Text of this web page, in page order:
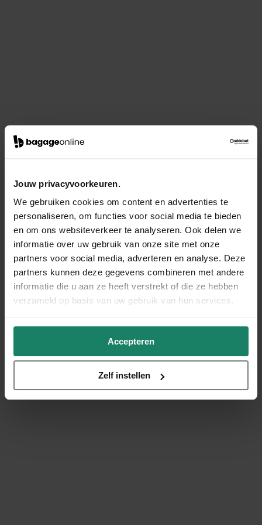
Jouw privacyvoorkeuren.
We gebruiken cookies om content en advertenties te
personaliseren, om functies voor social media te bieden
en om ons websiteverkeer te analyseren. Ook delen we
informatie over uw gebruik van onze site met onze
partners voor social media, adverteren en analyse. Deze
partners kunnen deze gegevens combineren met andere
informatie die u aan ze heeft verstrekt of die ze hebben
verzameld op basis van uw gebruik van hun services.
Accepteren
Zelf instellen